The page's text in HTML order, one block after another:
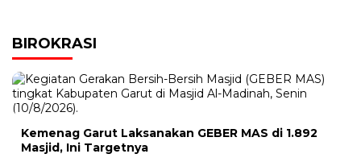
BIROKRASI
Kemenag Garut Laksanakan GEBER MAS di 1.892
Masjid, Ini Targetnya